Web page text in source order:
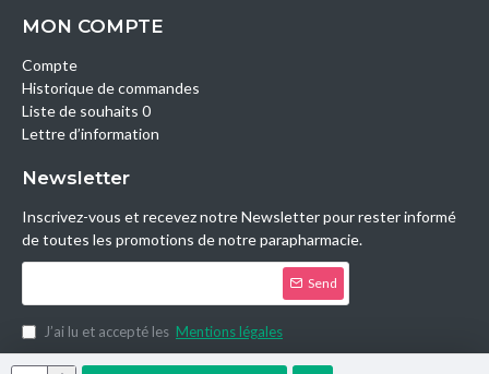
MON COMPTE
Compte
Historique de commandes
Liste de souhaits 0
Lettre d’information
Newsletter
Inscrivez-vous et recevez notre Newsletter pour rester informé
de toutes les promotions de notre parapharmacie.
Send
J’ai lu et accepté les Mentions légales